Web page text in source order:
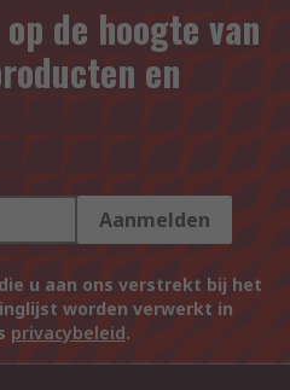
de hoogte van
en
Aanmelden
u aan ons verstrekt bij het
worden verwerkt in
privacybeleid.